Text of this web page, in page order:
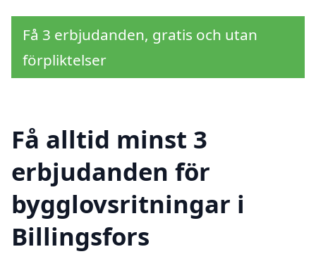
Få 3 erbjudanden, gratis och utan
förpliktelser
Få alltid minst 3
erbjudanden för
bygglovsritningar i
Billingsfors